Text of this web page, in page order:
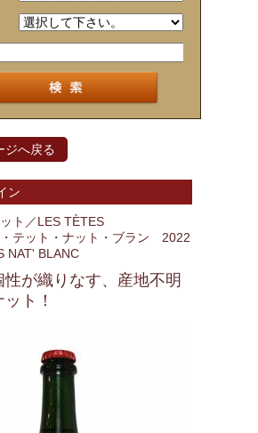
ジへ戻る
ン
ト／LES TÈTES
テット・ナット・ブラン 2022
NAT' BLANC
が織りなす、産地不明
ト！